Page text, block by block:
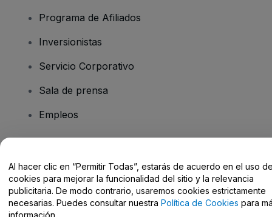
Programa de Afiliados
Inversionistas
Servicio Corporativo
Sala de prensa
Empleos
Centro de Ayuda / Contacto
Al hacer clic en “Permitir Todas”, estarás de acuerdo en el uso
cookies para mejorar la funcionalidad del sitio y la relevancia
publicitaria. De modo contrario, usaremos cookies estrictamente
necesarias. Puedes consultar nuestra Política de Cookies para
información.